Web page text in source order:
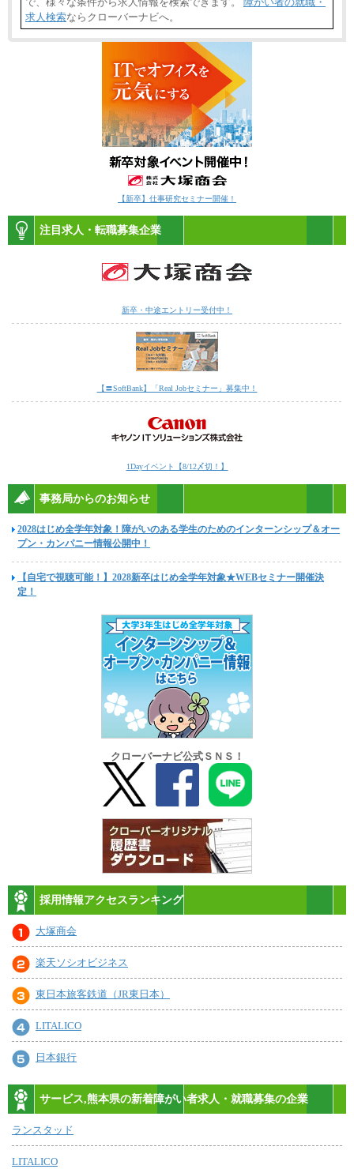
求人検索ならクローバーナビへ。
【新卒】仕事研究セミナー開催！
注目求人・転職募集企業
新卒・中途エントリー受付中！
【〓SoftBank】「Real Jobセミナー」募集中！
1Dayイベント【8/12〆切！】
事務局からのお知らせ
2028はじめ全学年対象！障がいのある学生のためのインターンシップ＆オー
プン・カンパニー情報公開中！
【自宅で視聴可能！】2028新卒はじめ全学年対象★WEBセミナー開催決
定！
クローバーナビ公式ＳＮＳ！
採用情報アクセスランキング
大塚商会
楽天ソシオビジネス
東日本旅客鉄道（JR東日本）
LITALICO
日本銀行
サービス,熊本県の新着障がい者求人・就職募集の企業
ランスタッド
LITALICO